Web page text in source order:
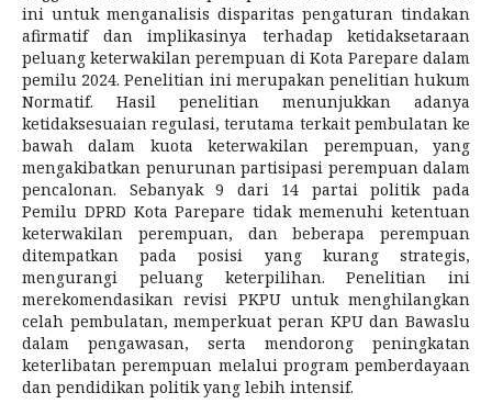
ini untuk menganalisis disparitas pengaturan tindakan
afirmatif dan implikasinya terhadap ketidaksetaraan
peluang keterwakilan perempuan di Kota Parepare dalam
pemilu 2024. Penelitian ini merupakan penelitian hukum
Normatif. Hasil penelitian menunjukkan adanya
ketidaksesuaian regulasi, terutama terkait pembulatan ke
bawah dalam kuota keterwakilan perempuan, yang
mengakibatkan penurunan partisipasi perempuan dalam
pencalonan. Sebanyak 9 dari 14 partai politik pada
Pemilu DPRD Kota Parepare tidak memenuhi ketentuan
keterwakilan perempuan, dan beberapa perempuan
ditempatkan pada posisi yang kurang strategis,
mengurangi peluang keterpilihan. Penelitian ini
merekomendasikan revisi PKPU untuk menghilangkan
celah pembulatan, memperkuat peran KPU dan Bawaslu
dalam pengawasan, serta mendorong peningkatan
keterlibatan perempuan melalui program pemberdayaan
dan pendidikan politik yang lebih intensif.